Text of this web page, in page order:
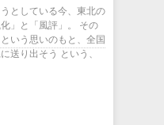
としている今、東北の
」と「風評」。 その
いう思いのもと、全国
送り出そう という、